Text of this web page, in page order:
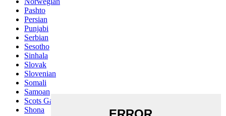
Pashto
Persian
Punjabi
Serbian
Sesotho
Sinhala
Slovak
Slovenian
Somali
Samoan
Scots Gaelic
Shona